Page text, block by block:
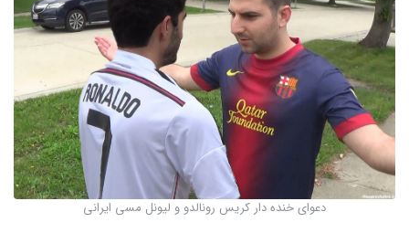
دعوای خنده دار کریس رونالدو و لیونل مسی ایرانی